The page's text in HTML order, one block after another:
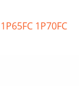
1P70FC